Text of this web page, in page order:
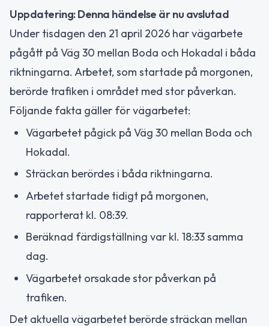
Uppdatering: Denna händelse är nu avslutad
Under tisdagen den 21 april 2026 har vägarbete
pågått på Väg 30 mellan Boda och Hokadal i båda
riktningarna. Arbetet, som startade på morgonen,
berörde trafiken i området med stor påverkan.
Följande fakta gäller för vägarbetet:
Vägarbetet pågick på Väg 30 mellan Boda och
Hokadal.
Sträckan berördes i båda riktningarna.
Arbetet startade tidigt på morgonen,
rapporterat kl. 08:39.
Beräknad färdigställning var kl. 18:33 samma
dag.
Vägarbetet orsakade stor påverkan på
trafiken.
Det aktuella vägarbetet berörde sträckan mellan